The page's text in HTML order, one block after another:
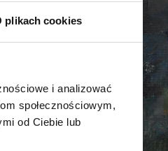
plikach cookies
i analizować
społecznościowym,
od Ciebie lub